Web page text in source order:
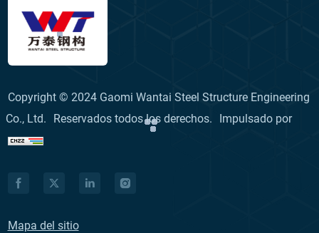
Copyright © 2024 Gaomi Wantai Steel Structure Engineering
Co., Ltd.
Reservados todos los derechos. Impulsado por
Mapa del sitio